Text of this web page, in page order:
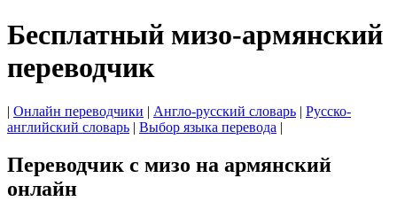
Бесплатный мизо-армянский
переводчик
| Онлайн переводчики | Англо-русский словарь | Русско-
английский словарь | Выбор языка перевода |
Переводчик с мизо на армянский
онлайн